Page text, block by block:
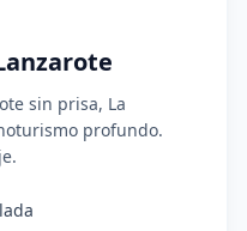
sin prisa, La
profundo.